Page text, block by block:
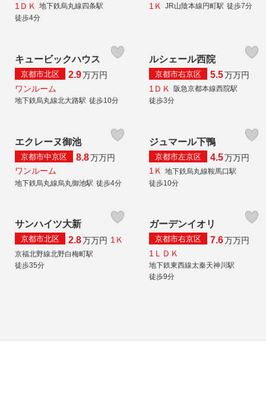
1ＤＫ
地下鉄烏丸線四条駅
徒歩4分
1Ｋ
JR山陰本線円町駅 徒歩7分
キュービックハウス
京都市北区 2.9万万円
ワンルーム
地下鉄烏丸線北大路駅 徒歩10分
ルシェール西院
京都市右京区 5.5万万円
1ＤＫ
阪急京都本線西院駅
徒歩3分
エクレーヌ御池
京都市中京区 8.8万万円
ワンルーム
地下鉄烏丸線烏丸御池駅 徒歩4分
ジュマール下鴨
京都市左京区 4.5万万円
1Ｋ 地下鉄烏丸線鞍馬口駅
徒歩10分
サンハイツ大新
京都市北区 2.8万万円 1Ｋ
京福北野線北野白梅町駅
徒歩35分
ガーデンイオリ
京都市右京区 7.6万万円
1ＬＤＫ
地下鉄東西線太秦天神川駅
徒歩9分